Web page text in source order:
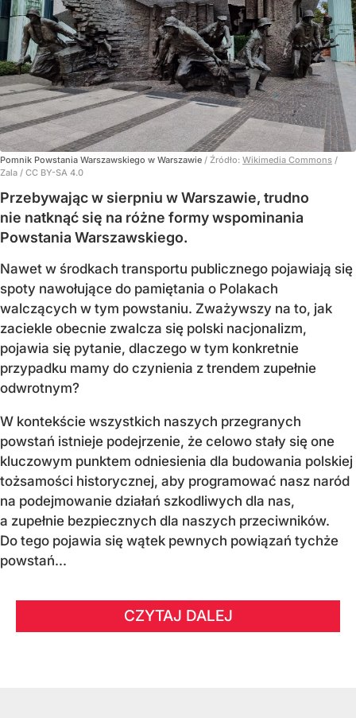
Pomnik Powstania Warszawskiego w Warszawie / Źródło: Wikimedia Commons /
Zala / CC BY-SA 4.0
Przebywając w sierpniu w Warszawie, trudno
nie natknąć się na różne formy wspominania
Powstania Warszawskiego.
Nawet w środkach transportu publicznego pojawiają się
spoty nawołujące do pamiętania o Polakach
walczących w tym powstaniu. Zważywszy na to, jak
zaciekle obecnie zwalcza się polski nacjonalizm,
pojawia się pytanie, dlaczego w tym konkretnie
przypadku mamy do czynienia z trendem zupełnie
odwrotnym?
W kontekście wszystkich naszych przegranych
powstań istnieje podejrzenie, że celowo stały się one
kluczowym punktem odniesienia dla budowania polskiej
tożsamości historycznej, aby programować nasz naród
na podejmowanie działań szkodliwych dla nas,
a zupełnie bezpiecznych dla naszych przeciwników.
Do tego pojawia się wątek pewnych powiązań tychże
powstań...
CZYTAJ DALEJ